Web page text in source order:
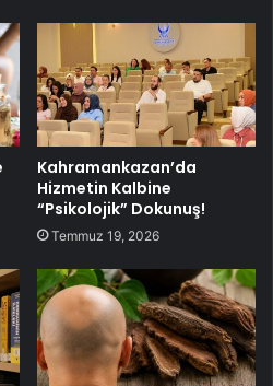
Kahramankazan’da
Hizmetin Kalbine
“Psikolojik” Dokunuş!
Temmuz 19, 2026